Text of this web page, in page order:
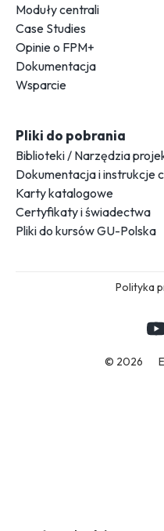
Moduły centrali
Case Studies
Opinie o FPM+
Dokumentacja
Wsparcie
Pliki do pobrania
Biblioteki / Narzędzia
Dokumentacja i instrukcje
Karty katalogowe
Certyfikaty i świadectwa
Pliki do kursów GU-Polska
Polityka
© 2026